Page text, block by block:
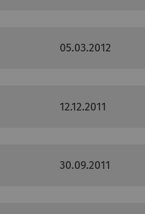
05.03.2012
12.12.2011
30.09.2011